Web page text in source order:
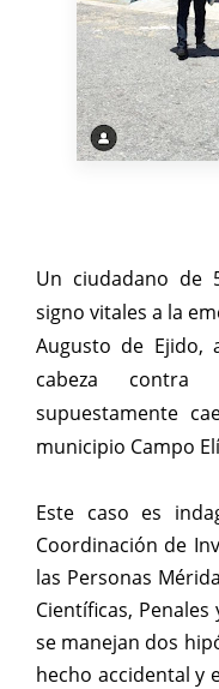
Un ciudadano de
signo vitales a la
Augusto de Ejido,
cabeza
supuestamente
municipio Campo
Este caso es
Coordinación de
las Personas
Científicas,
se manejan dos
hecho accidental y